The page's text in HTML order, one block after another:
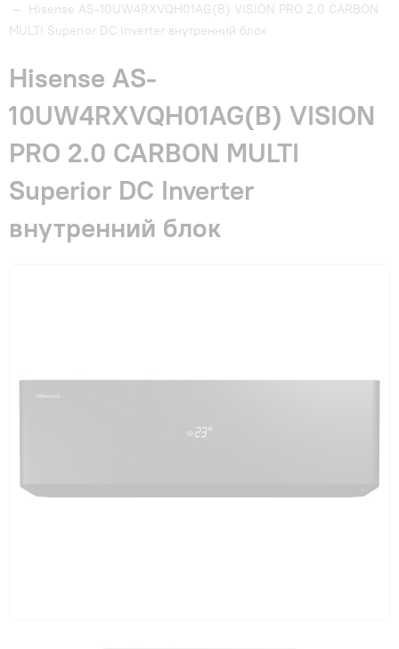
Доставка и оплата
Гарантия и сервис
Монтаж
Контакты
Акции
— Hisense AS-10UW4RXVQH01AG(B) VISION PRO 2.0 CARBON
MULTI Superior DC Inverter внутренний блок
Hisense AS-
10UW4RXVQH01AG(B) VISION
PRO 2.0 CARBON MULTI
Superior DC Inverter
внутренний блок